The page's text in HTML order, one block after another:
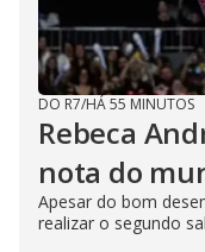
DO R7/HÁ 55 MINUTOS
Rebeca
nota do
Apesar do bom
realizar o segundo